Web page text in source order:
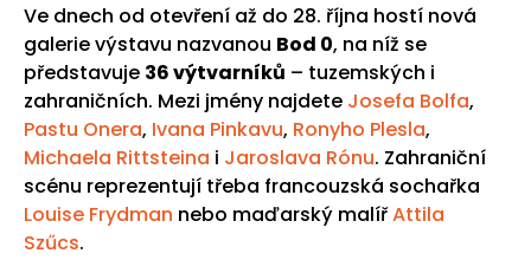
Ve dnech od otevření až do 28. října hostí nová
galerie výstavu nazvanou Bod 0, na níž se
představuje 36 výtvarníků – tuzemských i
zahraničních. Mezi jmény najdete Josefa Bolfa,
Pastu Onera, Ivana Pinkavu, Ronyho Plesla,
Michaela Rittsteina i Jaroslava Rónu. Zahraniční
scénu reprezentují třeba francouzská sochařka
Louise Frydman nebo maďarský malířAttila
Szűcs.